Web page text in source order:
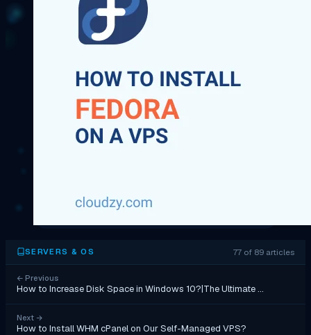
SERVERS & OS 77 of 89 articles
← Previous
How to Increase Disk Space in Windows 10?|The Ultimate …
Next →
How to Install WHM cPanel on Our Self-Managed VPS?